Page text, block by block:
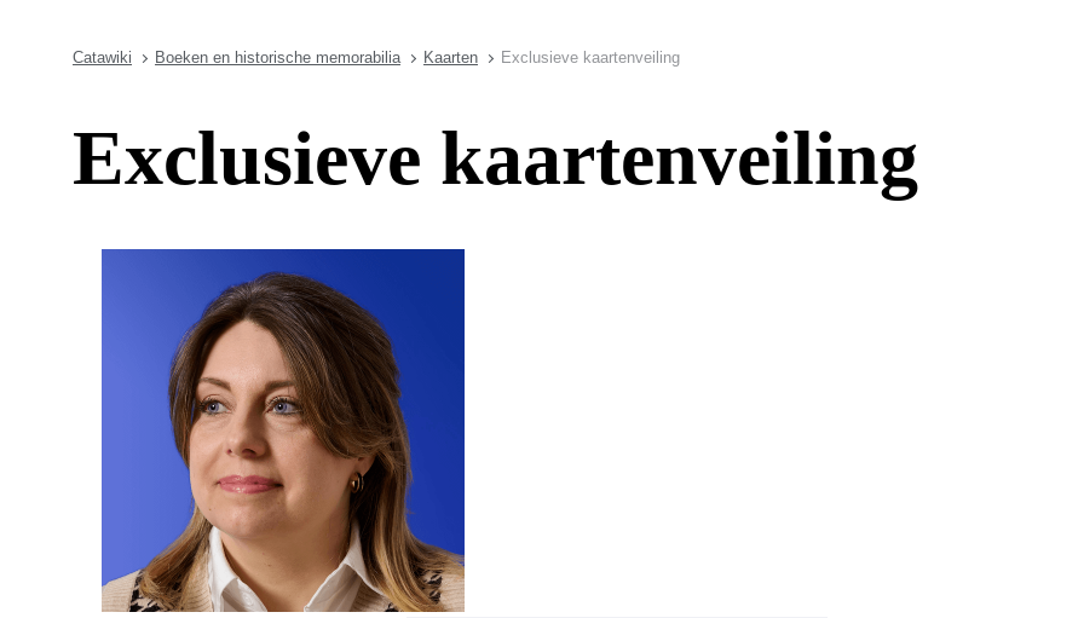
Catawiki Boeken en historische memorabilia Kaarten Exclusieve kaartenveiling
Exclusieve kaartenveiling